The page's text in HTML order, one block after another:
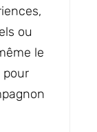
ou
le
pour